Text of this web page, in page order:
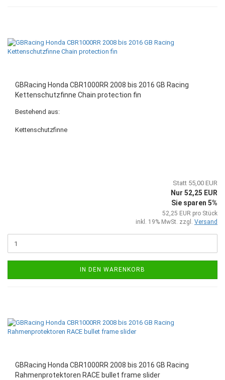
GBRacing Honda CBR1000RR 2008 bis 2016 GB Racing
Kettenschutzfinne Chain protection fin
Bestehend aus:
Kettenschutzfinne
Statt 55,00 EUR
Nur 52,25 EUR
Sie sparen 5%
52,25 EUR pro Stück
inkl. 19% MwSt. zzgl. Versand
IN DEN WARENKORB
GBRacing Honda CBR1000RR 2008 bis 2016 GB Racing
Rahmenprotektoren RACE bullet frame slider